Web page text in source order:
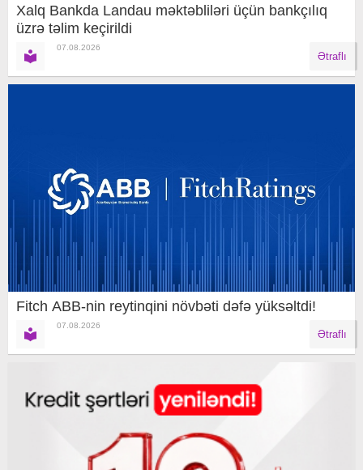
Xalq Bankda Landau məktəbliləri üçün bankçılıq
üzrə təlim keçirildi
07.08.2026
Ətraflı
Fitch ABB-nin reytinqini növbəti dəfə yüksəltdi!
07.08.2026
Ətraflı